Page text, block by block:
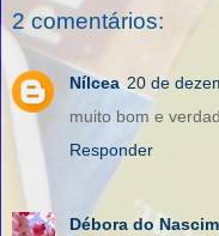
2 comentários:
Nílcea 20 de
muito bom e
Responder
Débora do